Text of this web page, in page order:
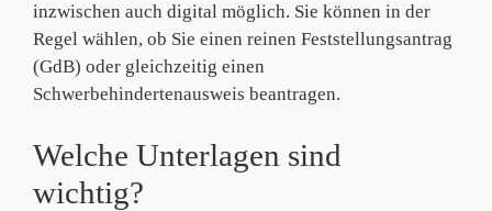
inzwischen auch digital möglich. Sie können in der
Regel wählen, ob Sie einen reinen Feststellungsantrag
(GdB) oder gleichzeitig einen
Schwerbehindertenausweis beantragen.
Welche Unterlagen sind
wichtig?